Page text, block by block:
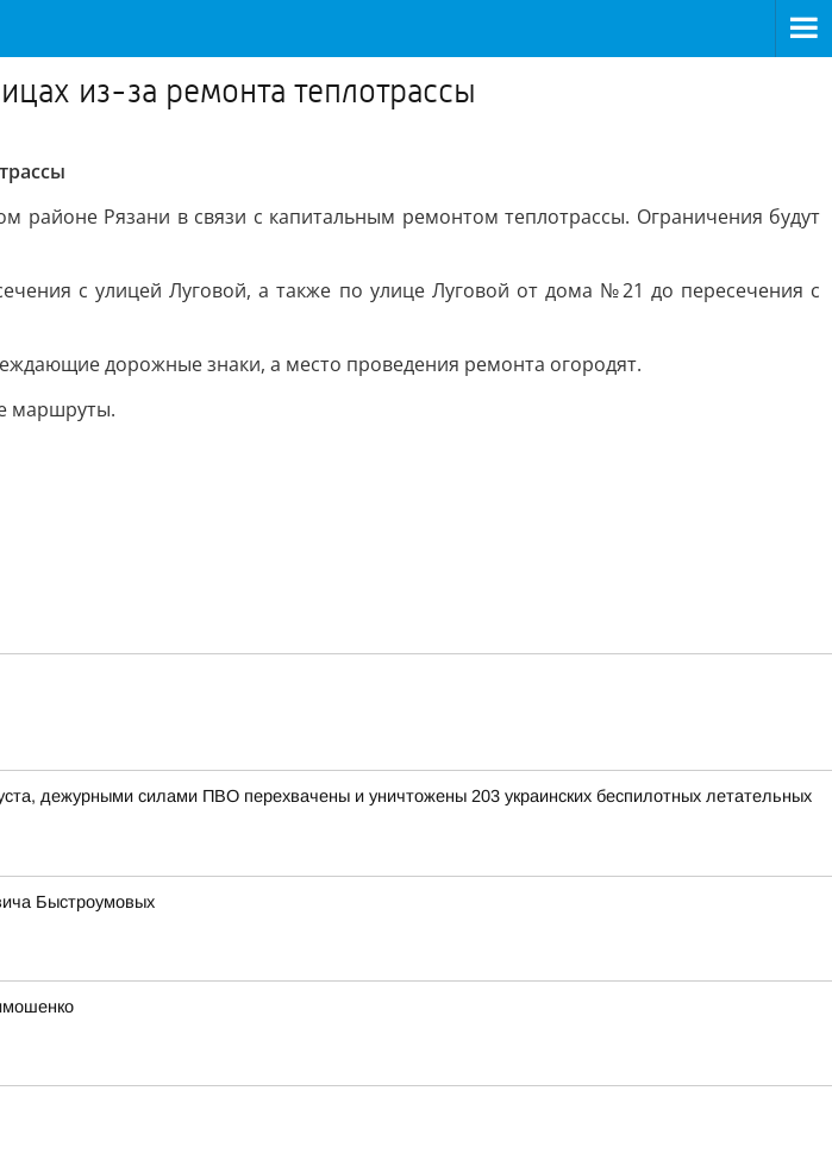
из-за ремонта теплотрассы
районе Рязани в связи с капитальным ремонтом теплотрассы. Ограничения будут
с улицей Луговой, а также по улице Луговой от дома №21 до пересечения с
дорожные знаки, а место проведения ремонта огородят.
маршруты.
дежурными силами ПВО перехвачены и уничтожены 203 украинских беспилотных летательных
Быстроумовых